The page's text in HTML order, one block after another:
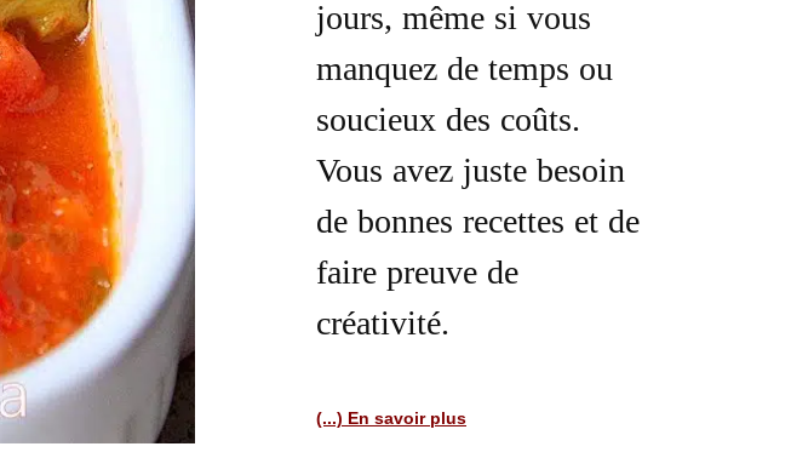
jours, même si vous
manquez de temps ou
soucieux des coûts.
Vous avez juste besoin
de bonnes recettes et de
faire preuve de
créativité.
(...) En savoir plus